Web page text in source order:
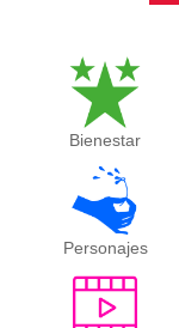
Bienestar
Personajes